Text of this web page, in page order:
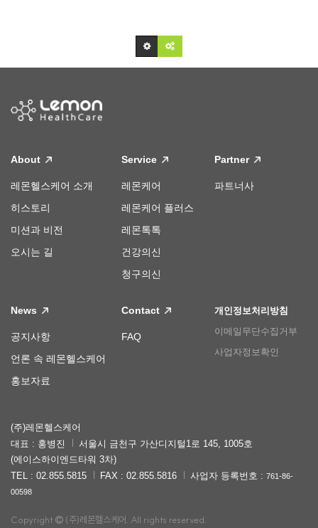
About
레몬헬스케어 소개
히스토리
미션과 비전
오시는 길
Service
레몬케어
레몬케어 플러스
레몬톡톡
건강의신
청구의신
Partner
파트너사
News
공지사항
언론 속 레몬헬스케어
홍보자료
Contact
FAQ
개인정보처리방침
이메일무단수집거부
사업자정보확인
(주)레몬헬스케어
대표 : 홍병진
서울시 금천구 가산디지털1로 145, 1005호
(에이스하이엔드타워 3차)
TEL : 02.855.5815
FAX : 02.855.5816 사업자 등록번호 : 761-86-
00598
Copyright (주)레몬헬스케어. All rights reserved.